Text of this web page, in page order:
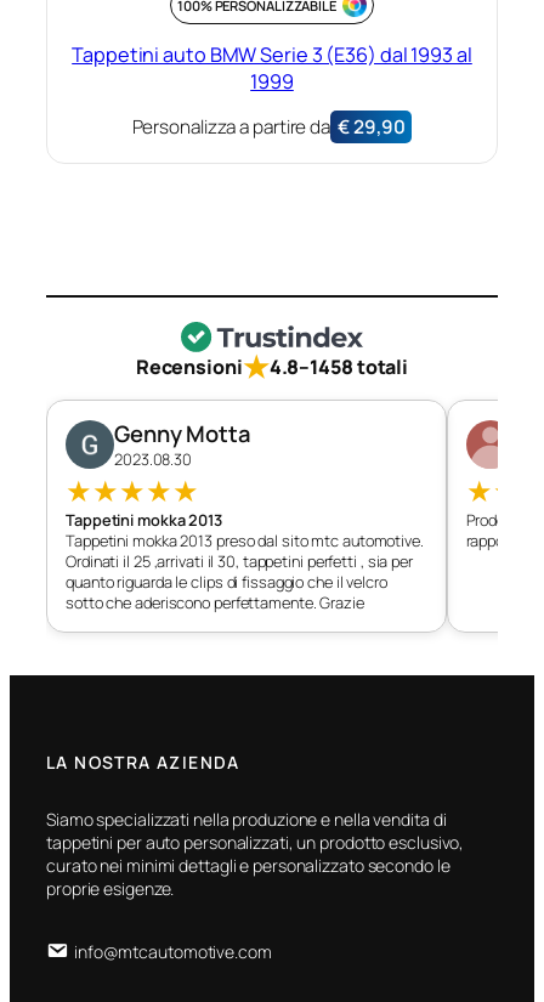
100% PERSONALIZZABILE
Tappetini auto BMW Serie 3 (E36) dal 1993 al
1999
Personalizza a partire da €29,90
Recensioni★4.8–1458 totali
Genny Motta
2023.08.30
★★★★★
Tappetini mokka 2013
Tappetini mokka 2013 preso dal sito mtc automotive.
Ordinati il 25 ,arrivati il 30, tappetini perfetti , sia per
quanto riguarda le clips di fissaggio che il velcro
sotto che aderiscono perfettamente. Grazie
★★
Prodotto
rapporto
LA NOSTRA AZIENDA
Siamo specializzati nella produzione e nella vendita di
tappetini per auto personalizzati, un prodotto esclusivo,
curato nei minimi dettagli e personalizzato secondo le
proprie esigenze.
info@mtcautomotive.com